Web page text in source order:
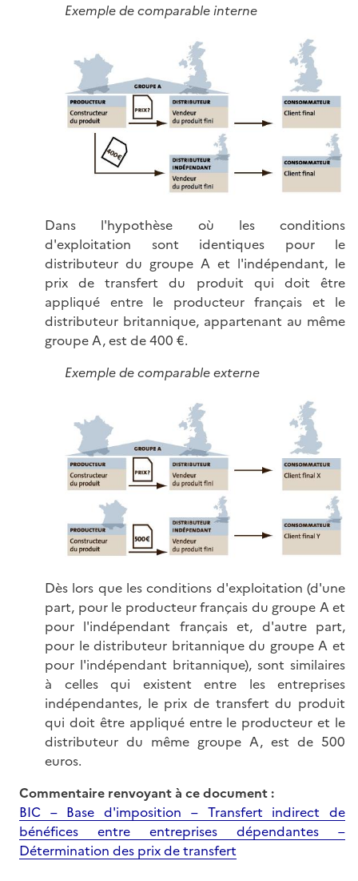
Exemple de comparable interne
Dans l'hypothèse où les conditions
d'exploitation sont identiques pour le
distributeur du groupe A et l'indépendant, le
prix de transfert du produit qui doit être
appliqué entre le producteur français et le
distributeur britannique, appartenant au même
groupe A, est de 400 €.
Exemple de comparable externe
Dès lors que les conditions d'exploitation (d'une
part, pour le producteur français du groupe A et
pour l'indépendant français et, d'autre part,
pour le distributeur britannique du groupe A et
pour l'indépendant britannique), sont similaires
à celles qui existent entre les entreprises
indépendantes, le prix de transfert du produit
qui doit être appliqué entre le producteur et le
distributeur du même groupe A, est de 500
euros.
Commentaire renvoyant à ce document :
BIC – Base d'imposition – Transfert indirect de
bénéfices entre entreprises dépendantes –
Détermination des prix de transfert